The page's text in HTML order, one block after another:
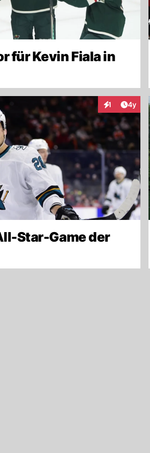
für Kevin Fiala in
1
Interaktionen
4y
Star-Game der